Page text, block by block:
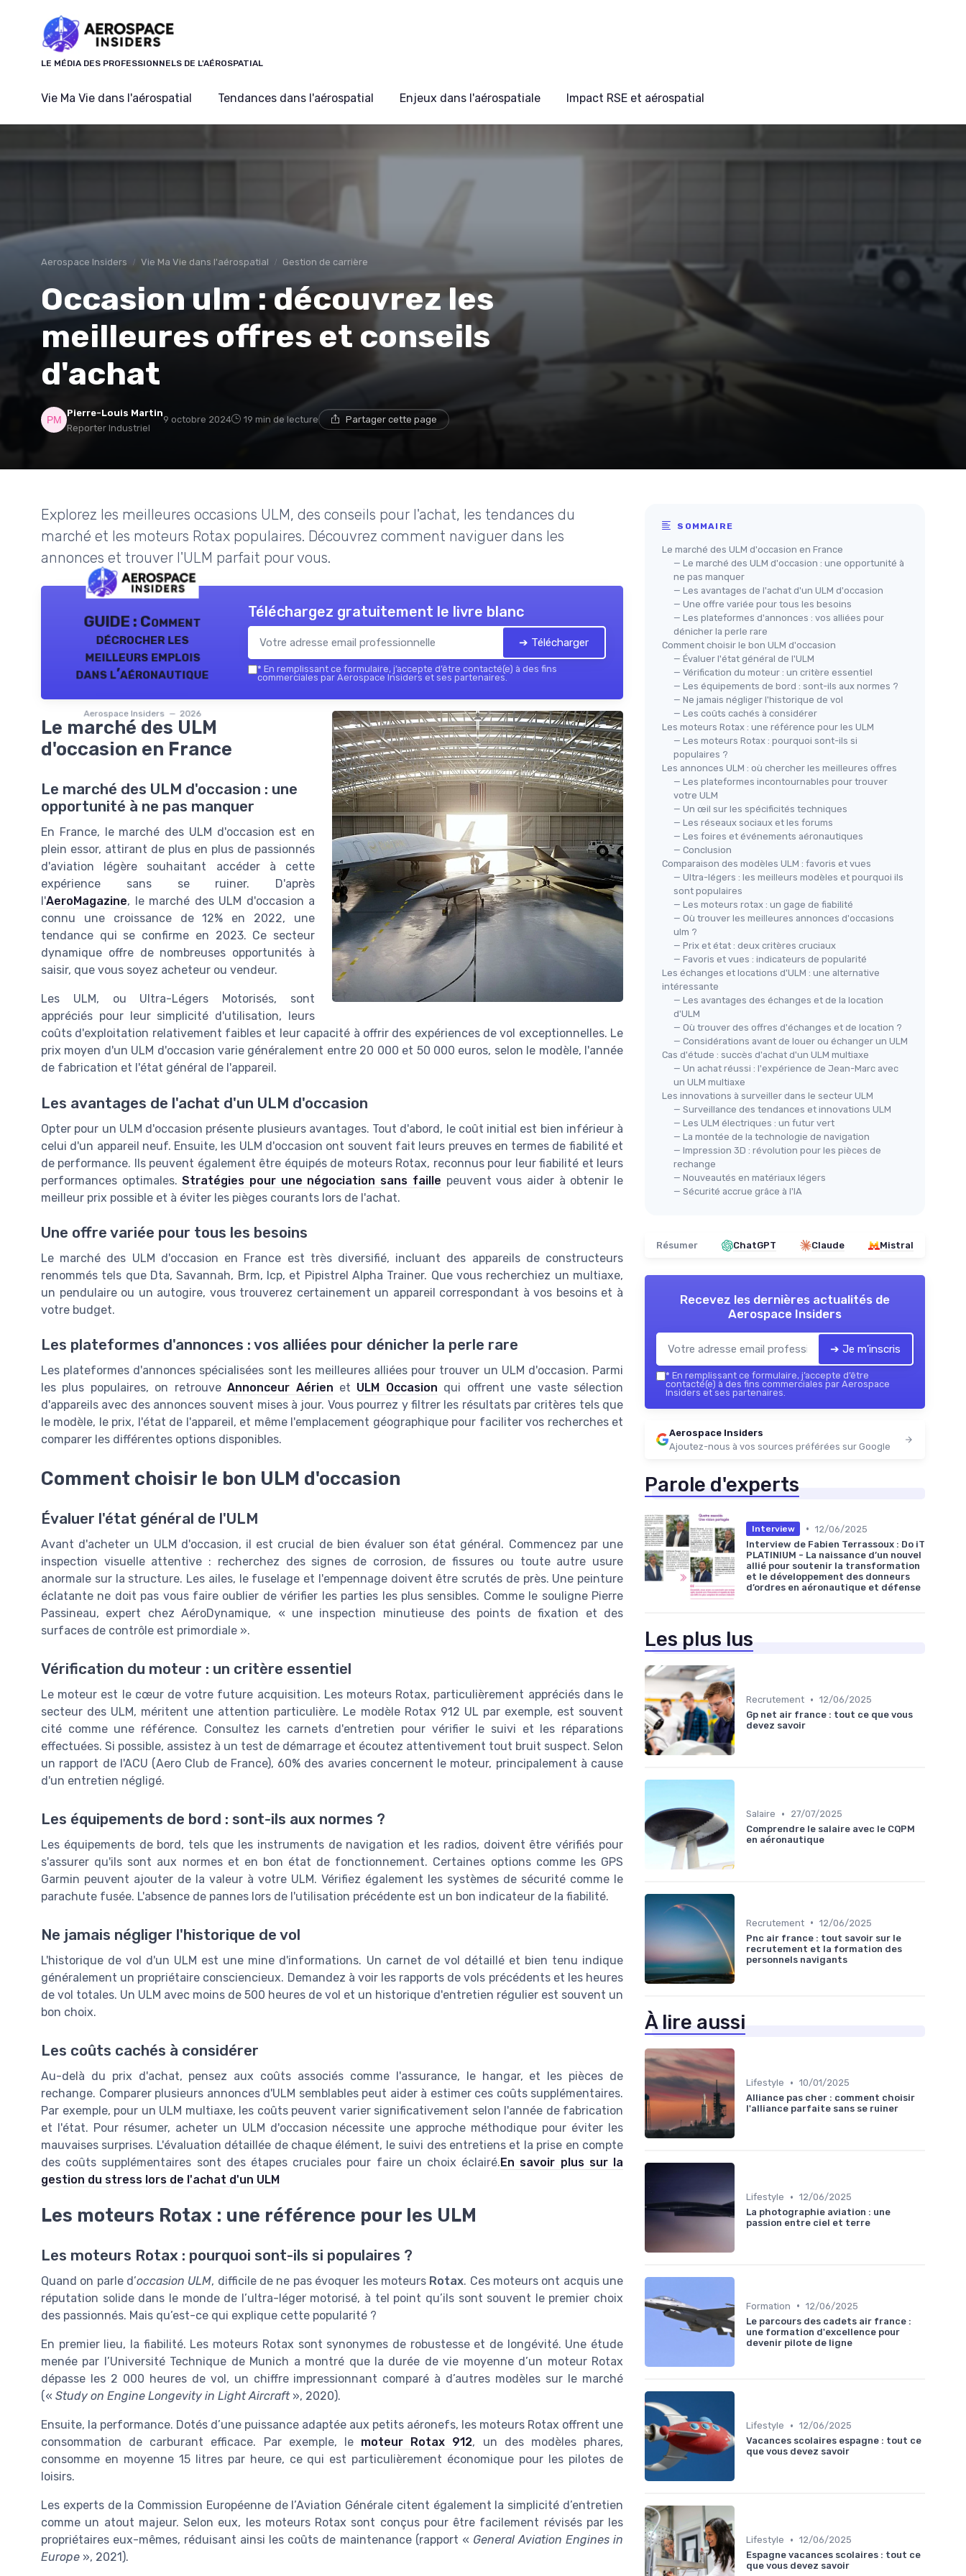
LE MÉDIA DES PROFESSIONNELS DE L'AÉROSPATIAL
Vie Ma Vie dans l'aérospatial Tendances dans l'aérospatial Enjeux dans l'aérospatiale Impact RSE et aérospatial
Aerospace Insiders Vie Ma Vie dans l'aérospatial Gestion de carrière
Occasion ulm : découvrez les
meilleures offres et conseils
d'achat
Pierre-Louis Martin
Reporter Industriel
9 octobre 2024 19 min de lecture Partager cette page
Explorez les meilleures occasions ULM, des conseils pour l'achat, les tendances du
marché et les moteurs Rotax populaires. Découvrez comment naviguer dans les
annonces et trouver l'ULM parfait pour vous.
GUIDE : Comment
décrocher les
meilleurs emplois
dans l’aéronautique
Aerospace Insiders — 2026
Téléchargez gratuitement le livre blanc
➔ Télécharger
* En remplissant ce formulaire, j’accepte d’être contacté(e) à des fins
commerciales par Aerospace Insiders et ses partenaires.
Le marché des ULM
d'occasion en France
Le marché des ULM d'occasion : une
opportunité à ne pas manquer
En France, le marché des ULM d'occasion est en
plein essor, attirant de plus en plus de passionnés
d'aviation légère souhaitant accéder à cette
expérience sans se ruiner. D'après
l'AeroMagazine, le marché des ULM d'occasion a
connu une croissance de 12% en 2022, une
tendance qui se confirme en 2023. Ce secteur
dynamique offre de nombreuses opportunités à
saisir, que vous soyez acheteur ou vendeur.
Les ULM, ou Ultra-Légers Motorisés, sont
appréciés pour leur simplicité d'utilisation, leurs
coûts d'exploitation relativement faibles et leur capacité à offrir des expériences de vol exceptionnelles. Le
prix moyen d'un ULM d'occasion varie généralement entre 20 000 et 50 000 euros, selon le modèle, l'année
de fabrication et l'état général de l'appareil.
Les avantages de l'achat d'un ULM d'occasion
Opter pour un ULM d'occasion présente plusieurs avantages. Tout d'abord, le coût initial est bien inférieur à
celui d'un appareil neuf. Ensuite, les ULM d'occasion ont souvent fait leurs preuves en termes de fiabilité et
de performance. Ils peuvent également être équipés de moteurs Rotax, reconnus pour leur fiabilité et leurs
performances optimales.Stratégies pour une négociation sans faille peuvent vous aider à obtenir le
meilleur prix possible et à éviter les pièges courants lors de l'achat.
Une offre variée pour tous les besoins
Le marché des ULM d'occasion en France est très diversifié, incluant des appareils de constructeurs
renommés tels que Dta, Savannah, Brm, Icp, et Pipistrel Alpha Trainer. Que vous recherchiez un multiaxe,
un pendulaire ou un autogire, vous trouverez certainement un appareil correspondant à vos besoins et à
votre budget.
Les plateformes d'annonces : vos alliées pour dénicher la perle rare
Les plateformes d'annonces spécialisées sont les meilleures alliées pour trouver un ULM d'occasion. Parmi
les plus populaires, on retrouveAnnonceur Aérien et ULM Occasion qui offrent une vaste sélection
d'appareils avec des annonces souvent mises à jour. Vous pourrez y filtrer les résultats par critères tels que
le modèle, le prix, l'état de l'appareil, et même l'emplacement géographique pour faciliter vos recherches et
comparer les différentes options disponibles.
Comment choisir le bon ULM d'occasion
Évaluer l'état général de l'ULM
Avant d'acheter un ULM d'occasion, il est crucial de bien évaluer son état général. Commencez par une
inspection visuelle attentive : recherchez des signes de corrosion, de fissures ou toute autre usure
anormale sur la structure. Les ailes, le fuselage et l'empennage doivent être scrutés de près. Une peinture
éclatante ne doit pas vous faire oublier de vérifier les parties les plus sensibles. Comme le souligne Pierre
Passineau, expert chez AéroDynamique, « une inspection minutieuse des points de fixation et des
surfaces de contrôle est primordiale ».
Vérification du moteur : un critère essentiel
Le moteur est le cœur de votre future acquisition. Les moteurs Rotax, particulièrement appréciés dans le
secteur des ULM, méritent une attention particulière. Le modèle Rotax 912 UL par exemple, est souvent
cité comme une référence. Consultez les carnets d'entretien pour vérifier le suivi et les réparations
effectuées. Si possible, assistez à un test de démarrage et écoutez attentivement tout bruit suspect. Selon
un rapport de l'ACU (Aero Club de France), 60% des avaries concernent le moteur, principalement à cause
d'un entretien négligé.
Les équipements de bord : sont-ils aux normes ?
Les équipements de bord, tels que les instruments de navigation et les radios, doivent être vérifiés pour
s'assurer qu'ils sont aux normes et en bon état de fonctionnement. Certaines options comme les GPS
Garmin peuvent ajouter de la valeur à votre ULM. Vérifiez également les systèmes de sécurité comme le
parachute fusée. L'absence de pannes lors de l'utilisation précédente est un bon indicateur de la fiabilité.
Ne jamais négliger l'historique de vol
L'historique de vol d'un ULM est une mine d'informations. Un carnet de vol détaillé et bien tenu indique
généralement un propriétaire consciencieux. Demandez à voir les rapports de vols précédents et les heures
de vol totales. Un ULM avec moins de 500 heures de vol et un historique d'entretien régulier est souvent un
bon choix.
Les coûts cachés à considérer
Au-delà du prix d'achat, pensez aux coûts associés comme l'assurance, le hangar, et les pièces de
rechange. Comparer plusieurs annonces d'ULM semblables peut aider à estimer ces coûts supplémentaires.
Par exemple, pour un ULM multiaxe, les coûts peuvent varier significativement selon l'année de fabrication
et l'état. Pour résumer, acheter un ULM d'occasion nécessite une approche méthodique pour éviter les
mauvaises surprises. L'évaluation détaillée de chaque élément, le suivi des entretiens et la prise en compte
des coûts supplémentaires sont des étapes cruciales pour faire un choix éclairé.En savoir plus sur la
gestion du stress lors de l'achat d'un ULM
Les moteurs Rotax : une référence pour les ULM
Les moteurs Rotax : pourquoi sont-ils si populaires ?
Quand on parle d’occasion ULM, difficile de ne pas évoquer les moteurs Rotax. Ces moteurs ont acquis une
réputation solide dans le monde de l’ultra-léger motorisé, à tel point qu’ils sont souvent le premier choix
des passionnés. Mais qu’est-ce qui explique cette popularité ?
En premier lieu, la fiabilité. Les moteurs Rotax sont synonymes de robustesse et de longévité. Une étude
menée par l’Université Technique de Munich a montré que la durée de vie moyenne d’un moteur Rotax
dépasse les 2 000 heures de vol, un chiffre impressionnant comparé à d’autres modèles sur le marché
(« Study on Engine Longevity in Light Aircraft», 2020).
Ensuite, la performance. Dotés d’une puissance adaptée aux petits aéronefs, les moteurs Rotax offrent une
consommation de carburant efficace. Par exemple, le moteur Rotax 912, un des modèles phares,
consomme en moyenne 15 litres par heure, ce qui est particulièrement économique pour les pilotes de
loisirs.
Les experts de la Commission Européenne de l’Aviation Générale citent également la simplicité d’entretien
comme un atout majeur. Selon eux, les moteurs Rotax sont conçus pour être facilement révisés par les
propriétaires eux-mêmes, réduisant ainsi les coûts de maintenance (rapport « General Aviation Engines in
Europe », 2021).
SOMMAIRE
Le marché des ULM d'occasion en France
— Le marché des ULM d'occasion : une opportunité à
ne pas manquer
— Les avantages de l'achat d'un ULM d'occasion
— Une offre variée pour tous les besoins
— Les plateformes d'annonces : vos alliées pour
dénicher la perle rare
Comment choisir le bon ULM d'occasion
— Évaluer l'état général de l'ULM
— Vérification du moteur : un critère essentiel
— Les équipements de bord : sont-ils aux normes ?
— Ne jamais négliger l'historique de vol
— Les coûts cachés à considérer
Les moteurs Rotax : une référence pour les ULM
— Les moteurs Rotax : pourquoi sont-ils si
populaires ?
Les annonces ULM : où chercher les meilleures offres
— Les plateformes incontournables pour trouver
votre ULM
— Un œil sur les spécificités techniques
— Les réseaux sociaux et les forums
— Les foires et événements aéronautiques
— Conclusion
Comparaison des modèles ULM : favoris et vues
— Ultra-légers : les meilleurs modèles et pourquoi ils
sont populaires
— Les moteurs rotax : un gage de fiabilité
— Où trouver les meilleures annonces d'occasions
ulm ?
— Prix et état : deux critères cruciaux
— Favoris et vues : indicateurs de popularité
Les échanges et locations d'ULM : une alternative
intéressante
— Les avantages des échanges et de la location
d'ULM
— Où trouver des offres d'échanges et de location ?
— Considérations avant de louer ou échanger un ULM
Cas d'étude : succès d'achat d'un ULM multiaxe
— Un achat réussi : l'expérience de Jean-Marc avec
un ULM multiaxe
Les innovations à surveiller dans le secteur ULM
— Surveillance des tendances et innovations ULM
— Les ULM électriques : un futur vert
— La montée de la technologie de navigation
— Impression 3D : révolution pour les pièces de
rechange
— Nouveautés en matériaux légers
— Sécurité accrue grâce à l'IA
Résumer ChatGPT Claude Mistral
Recevez les dernières actualités de
Aerospace Insiders
➔ Je m'inscris
* En remplissant ce formulaire, j’accepte d’être
contacté(e) à des fins commerciales par Aerospace
Insiders et ses partenaires.
Aerospace Insiders
Ajoutez-nous à vos sources préférées sur Google
Parole d'experts
Interview • 12/06/2025
Interview de Fabien Terrassoux : Do iT
PLATINIUM - La naissance d’un nouvel
allié pour soutenir la transformation
et le développement des donneurs
d’ordres en aéronautique et défense
Les plus lus
Recrutement • 12/06/2025
Gp net air france : tout ce que vous
devez savoir
Salaire •
27/07/2025
Comprendre le salaire avec le CQPM
en aéronautique
Recrutement • 12/06/2025
Pnc air france : tout savoir sur le
recrutement et la formation des
personnels navigants
À lire aussi
Lifestyle • 10/01/2025
Alliance pas cher : comment choisir
l'alliance parfaite sans se ruiner
Lifestyle • 12/06/2025
La photographie aviation : une
passion entre ciel et terre
Formation • 12/06/2025
Le parcours des cadets air france :
une formation d'excellence pour
devenir pilote de ligne
Lifestyle • 12/06/2025
Vacances scolaires espagne : tout ce
que vous devez savoir
Lifestyle • 12/06/2025
Espagne vacances scolaires : tout ce
que vous devez savoir